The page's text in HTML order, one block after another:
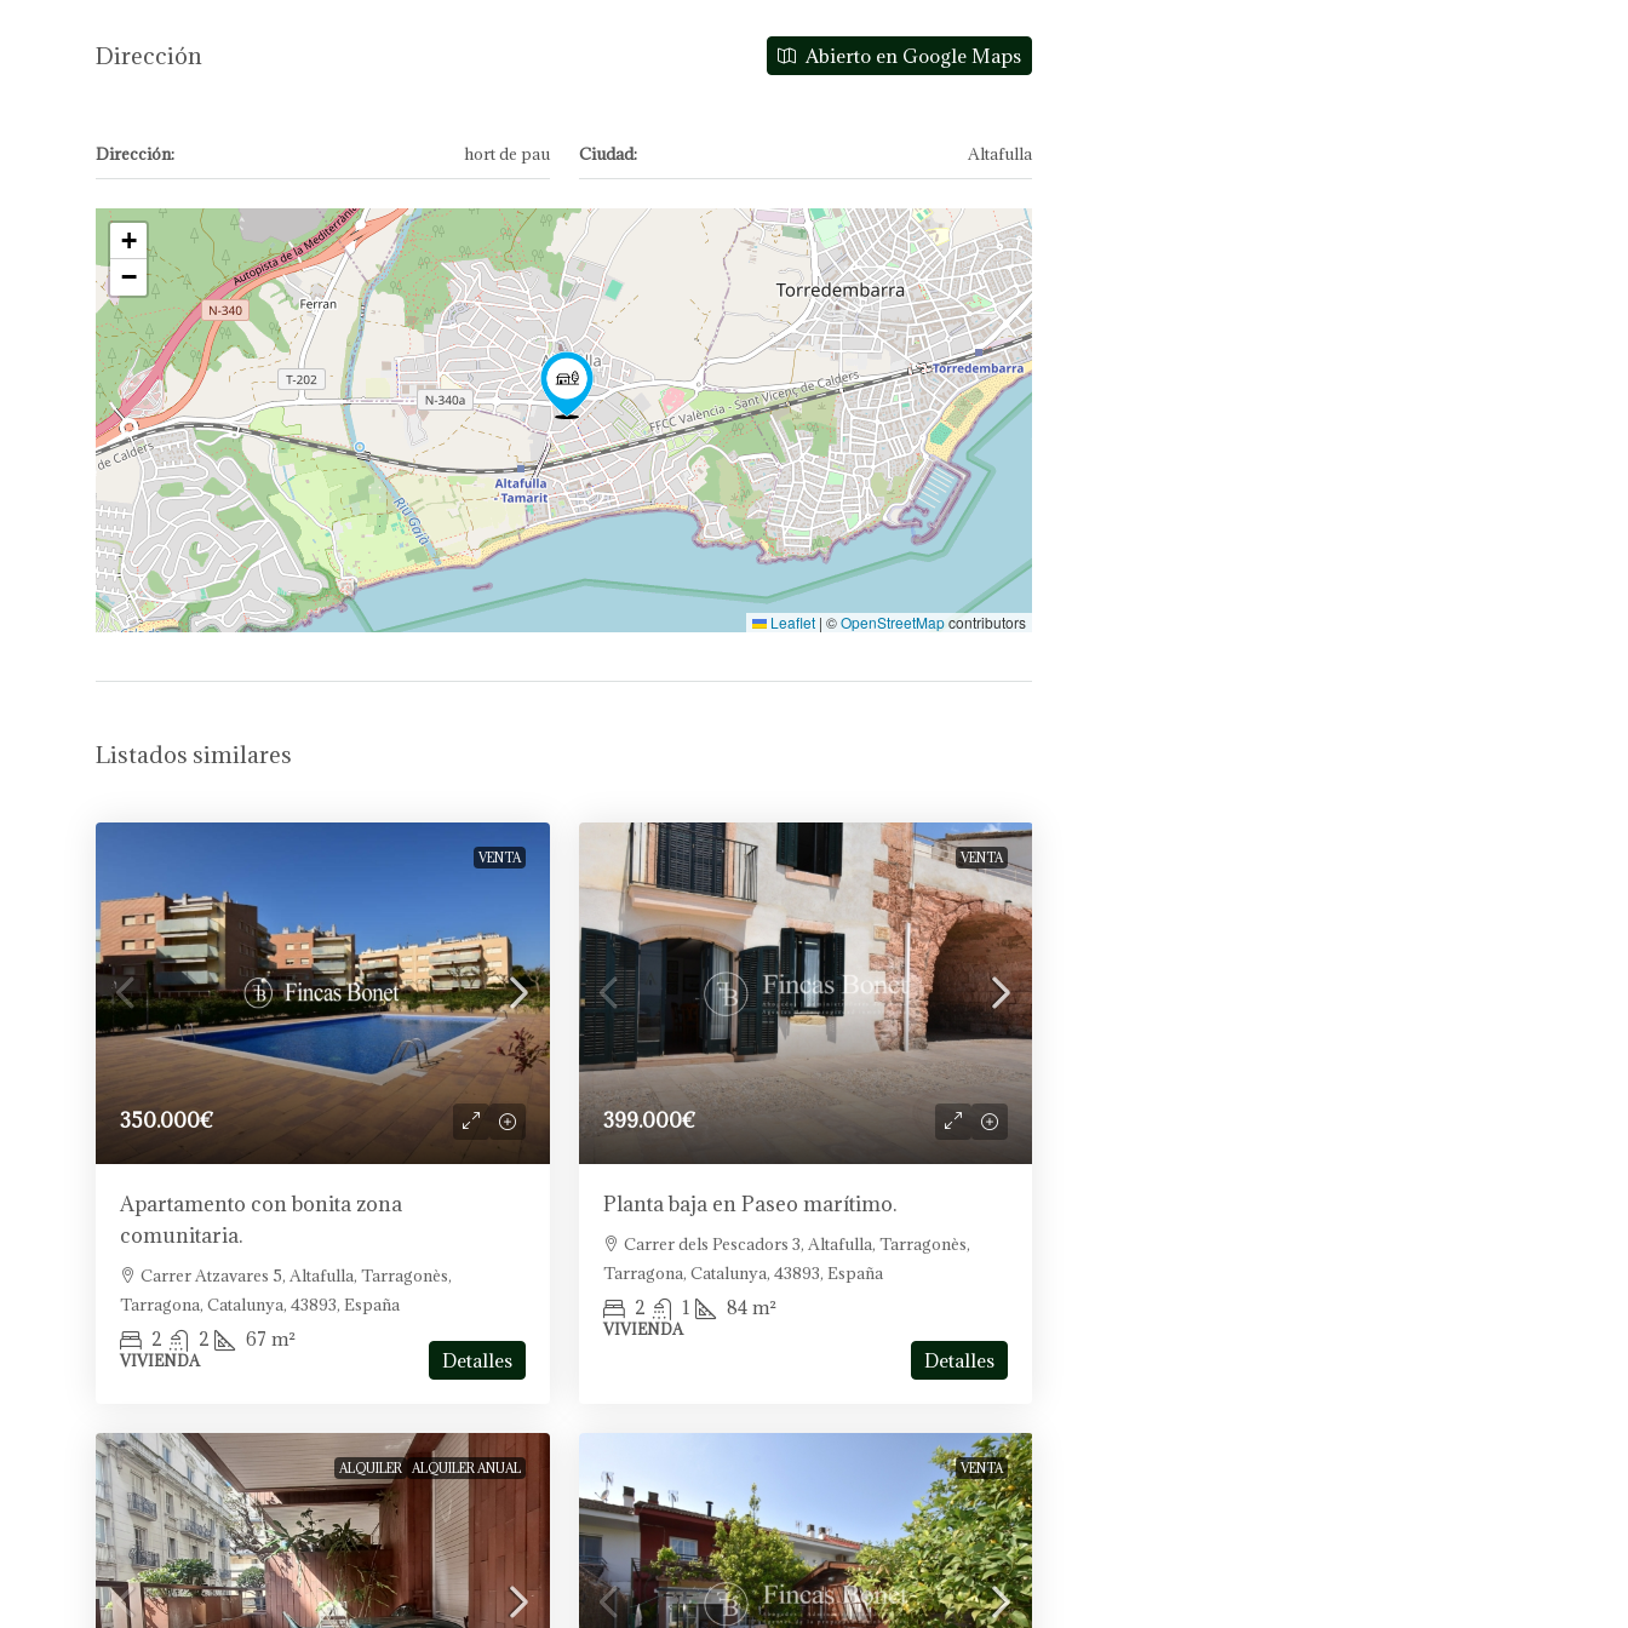
Dirección Abierto en Google Maps
Dirección: hort de pau Ciudad: Altafulla
+
−
Leaflet | ©OpenStreetMapcontributors
Listados similares
VENTA
350.000€
Apartamento con bonita zona
comunitaria.
Carrer Atzavares 5, Altafulla, Tarragonès,
Tarragona, Catalunya, 43893, España
2 2 67 m²
VIVIENDA Detalles
VENTA
399.000€
Planta baja en Paseo marítimo.
Carrer dels Pescadors 3, Altafulla, Tarragonès,
Tarragona, Catalunya, 43893, España
2 1 84 m²
VIVIENDA
Detalles
ALQUILER ALQUILER ANUAL VENTA